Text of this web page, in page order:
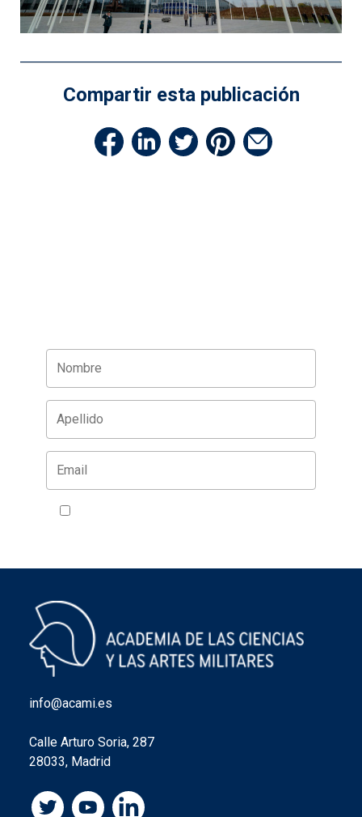
Compartir esta publicación
info@acami.es
Calle Arturo Soria, 287
28033, Madrid